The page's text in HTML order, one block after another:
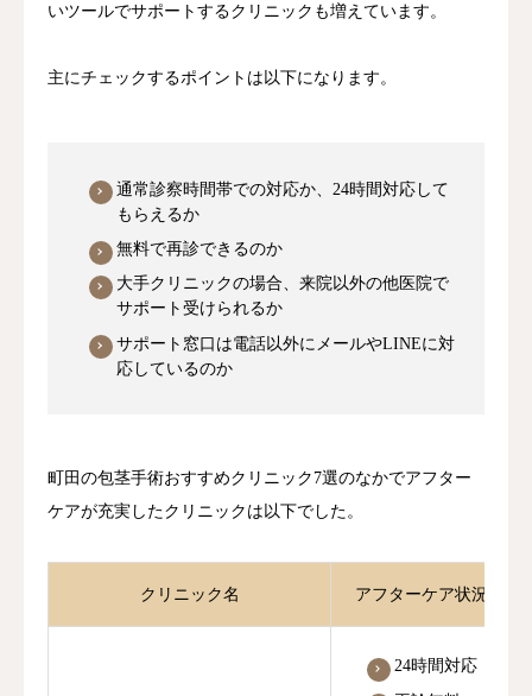
いツールでサポートするクリニックも増えています。
主にチェックするポイントは以下になります。
通常診察時間帯での対応か、24時間対応して
もらえるか
無料で再診できるのか
大手クリニックの場合、来院以外の他医院で
サポート受けられるか
サポート窓口は電話以外にメールやLINEに対
応しているのか
町田の包茎手術おすすめクリニック7選のなかでアフター
ケアが充実したクリニックは以下でした。
クリニック名 アフターケア状況
24時間対応
